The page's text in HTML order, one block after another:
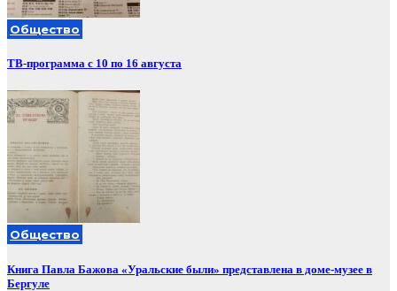
Общество
ТВ-программа с 10 по 16 августа
Общество
Книга Павла Бажова «Уральские были» представлена в доме-музее в
Бергуле